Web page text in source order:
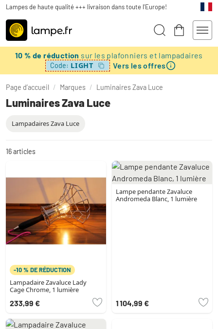
Lampes de haute qualité +++ livraison dans toute l'Europe!
10 % de réduction sur les plafonniers et lampadaires
Code: LIGHT Vers les offres
Page d’accueil / Marques / Luminaires Zava Luce
Luminaires Zava Luce
Lampadaires Zava Luce
16articles
-10 % DE RÉDUCTION
Lampadaire Zavaluce Lady
Cage Chrome, 1 lumière
233,99 €
Lampe pendante Zavaluce
Andromeda Blanc, 1 lumière
1 104,99 €